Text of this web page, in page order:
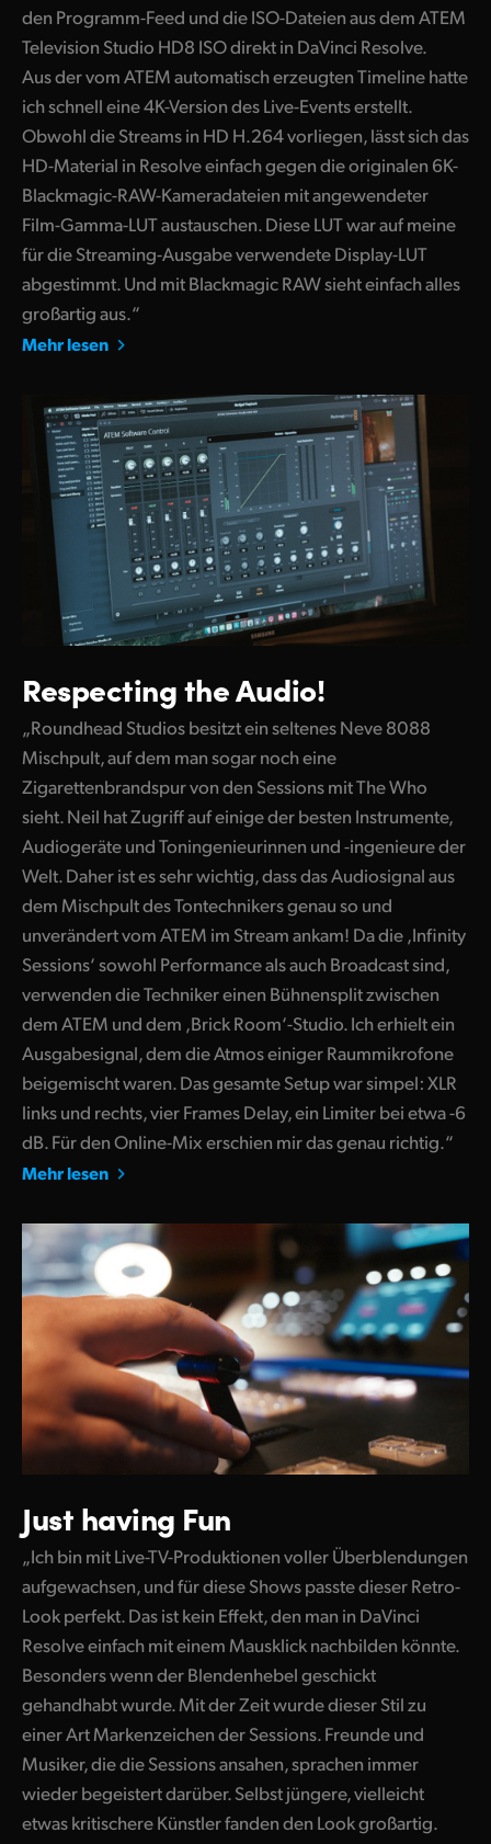
den Programm-Feed und die ISO-Dateien aus dem ATEM
Television Studio HD8 ISO direkt in DaVinci Resolve.
Aus der vom ATEM automatisch erzeugten Timeline hatte
ich schnell eine 4K-Version des Live-Events erstellt.
Obwohl die Streams in HD H.264 vorliegen, lässt sich das
HD-Material in Resolve einfach gegen die originalen 6K-
Blackmagic-RAW-Kameradateien mit angewendeter
Film-Gamma-LUT austauschen. Diese LUT war auf meine
für die Streaming-Ausgabe verwendete Display-LUT
abgestimmt. Und mit Blackmagic RAW sieht einfach alles
großartig aus.“
Mehr lesen
Respecting the Audio!
„Roundhead Studios besitzt ein seltenes Neve 8088
Mischpult, auf dem man sogar noch eine
Zigarettenbrandspur von den Sessions mit The Who
sieht. Neil hat Zugriff auf einige der besten Instrumente,
Audiogeräte und Toningenieurinnen und -ingenieure der
Welt. Daher ist es sehr wichtig, dass das Audiosignal aus
dem Mischpult des Tontechnikers genau so und
unverändert vom ATEM im Stream ankam! Da die ,Infinity
Sessions‘ sowohl Performance als auch Broadcast sind,
verwenden die Techniker einen Bühnensplit zwischen
dem ATEM und dem ‚Brick Room‘-Studio. Ich erhielt ein
Ausgabesignal, dem die Atmos einiger Raummikrofone
beigemischt waren. Das gesamte Setup war simpel: XLR
links und rechts, vier Frames Delay, ein Limiter bei etwa -6
dB. Für den Online-Mix erschien mir das genau richtig.“
Mehr lesen
Just having Fun
„Ich bin mit Live-TV-Produktionen voller Überblendungen
aufgewachsen, und für diese Shows passte dieser Retro-
Look perfekt. Das ist kein Effekt, den man in DaVinci
Resolve einfach mit einem Mausklick nachbilden könnte.
Besonders wenn der Blendenhebel geschickt
gehandhabt wurde. Mit der Zeit wurde dieser Stil zu
einer Art Markenzeichen der Sessions. Freunde und
Musiker, die die Sessions ansahen, sprachen immer
wieder begeistert darüber. Selbst jüngere, vielleicht
etwas kritischere Künstler fanden den Look großartig.